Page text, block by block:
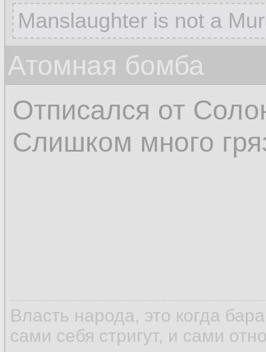
Manslaughter is not a
Атомная бомба
Отписался от
Слишком много
Власть народа, это когда
сами себя стригут, и сами